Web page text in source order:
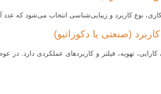
و زیبایی‌شناسی انتخاب می‌شود که عدد آن بین 0.5 تا 5
تهویه، فیلتر و کاربردهای عملکردی دارد. در